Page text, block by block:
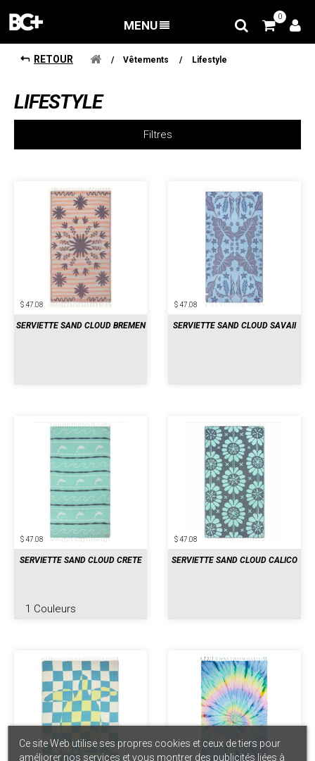
MENU
0
RETOUR / Vêtements / Lifestyle
LIFESTYLE
Filtres
SERVIETTE SAND CLOUD BREMEN
$ 47.08
SERVIETTE SAND CLOUD SAVAII
$ 47.08
SERVIETTE SAND CLOUD CRETE
1 Couleurs
$ 47.08
SERVIETTE SAND CLOUD CALICO
$ 47.08
Ce site Web utilise ses propres cookies et ceux de tiers pour
améliorer nos services et vous montrer des publicités liées à